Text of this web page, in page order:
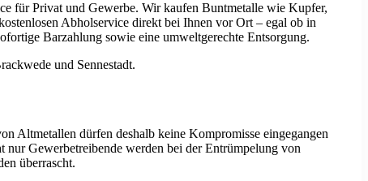
für Privat und Gewerbe. Wir kaufen Buntmetalle wie Kupfer,
Abholservice direkt bei Ihnen vor Ort – egal ob in
Barzahlung sowie eine umweltgerechte Entsorgung.
und Sennestadt.
Altmetallen dürfen deshalb keine Kompromisse eingegangen
Gewerbetreibende werden bei der Entrümpelung von
überrascht.